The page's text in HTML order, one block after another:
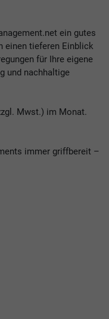
ein gutes
einen tieferen Einblick
für Ihre eigene
und nachhaltige
Mwst.) im Monat.
immer griffbereit –